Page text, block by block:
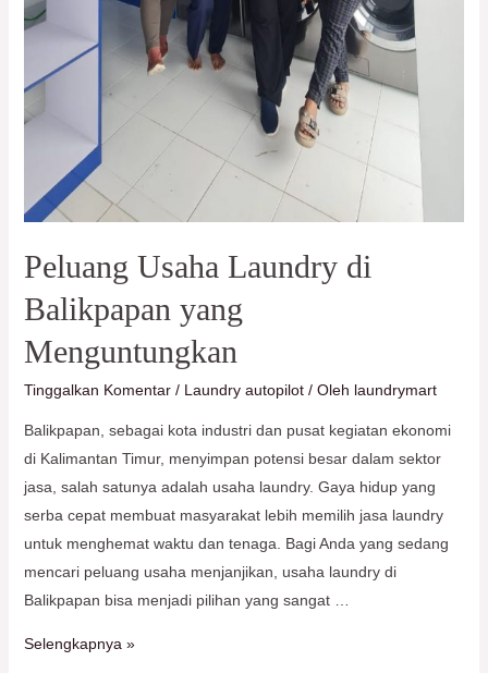
Peluang Usaha Laundry di
Balikpapan yang
Menguntungkan
Tinggalkan Komentar / Laundry autopilot/ Oleh laundrymart
Balikpapan, sebagai kota industri dan pusat kegiatan ekonomi
di Kalimantan Timur, menyimpan potensi besar dalam sektor
jasa, salah satunya adalah usaha laundry. Gaya hidup yang
serba cepat membuat masyarakat lebih memilih jasa laundry
untuk menghemat waktu dan tenaga. Bagi Anda yang sedang
mencari peluang usaha menjanjikan, usaha laundry di
Balikpapan bisa menjadi pilihan yang sangat …
Selengkapnya »